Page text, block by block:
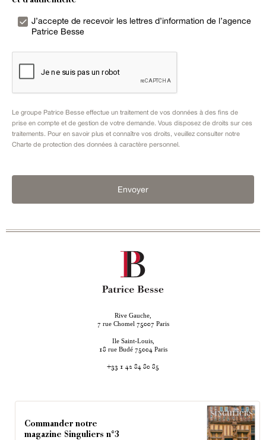
J’accepte de recevoir les lettres d’information de l’agence
Patrice Besse
Le groupe Patrice Besse effectue un traitement de vos données à des fins de
prise en compte et de gestion de votre demande. Vous disposez de droits sur ces
traitements. Pour en savoir plus et connaître vos droits, veuillez consulter notre
Charte de protection des données à caractère personnel.
Envoyer
Rive Gauche,
7 rue Chomel 75007 Paris
Ile Saint-Louis,
18 rue Budé 75004 Paris
+33 1 42 84 80 85
Commander notre
magazine Singuliers n°3